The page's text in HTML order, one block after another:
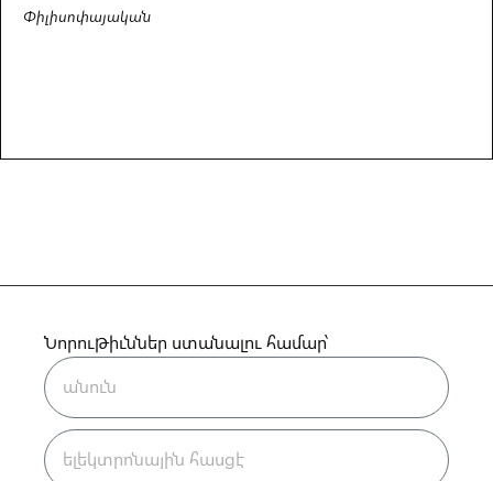
Փիլիսոփայական
Նորութիւններ ստանալու համար՝